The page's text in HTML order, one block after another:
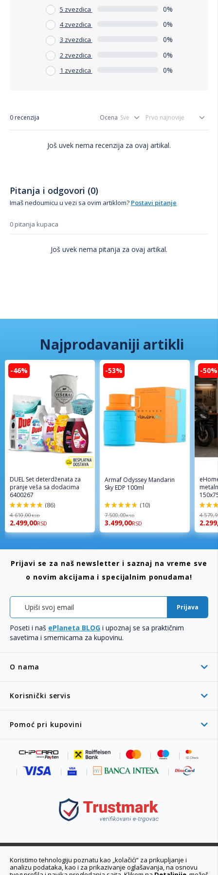
5 zvezdica 0%
4 zvezdica 0%
3 zvezdica 0%
2 zvezdica 0%
1 zvezdica 0%
0 recenzija Ocena
Još uvek nema recenzija za ovaj artikal.
Pitanja i odgovori (0)
Imaš nedoumicu u vezi sa ovim artiklom? Postavi pitanje
0 pitanja kupaca
Još uvek nema pitanja za ovaj artikal.
Najprodavaniji artikli
-46%
DUEL Set deterdženata za
pranje veša sa dodacima
6400267
98%
(86)
4.610,00RSD
2.499,00RSD
-53%
Armaf Odyssey Mandarin
Sky EDP 100ml
94%
(10)
7.500,00RSD
3.499,00RSD
-50%
96%
O nama
Korisnički servis
Pomoć pri kupovini
Prijavi se za naš newsletter i saznaj na vreme sve
o novim akcijama i specijalnim ponudama!
Prijava
Poseti i naš ePlaneta BLOG i upoznaj se sa praktičnim
savetima i smernicama za kupovinu.
011 6355 550
Ponedeljak - Petak 08:00 - 20:00h
Koristimo tehnologiju poznatu kao „kolačići“ za prikupljanje i
analizu podataka, kao i za prikazivanje oglašavanja, na osnovu